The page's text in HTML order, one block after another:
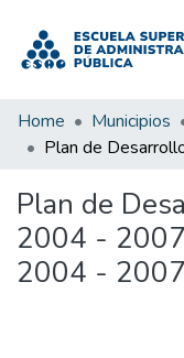
Home Municipios
Plan de
2004 -
2004 - 2007